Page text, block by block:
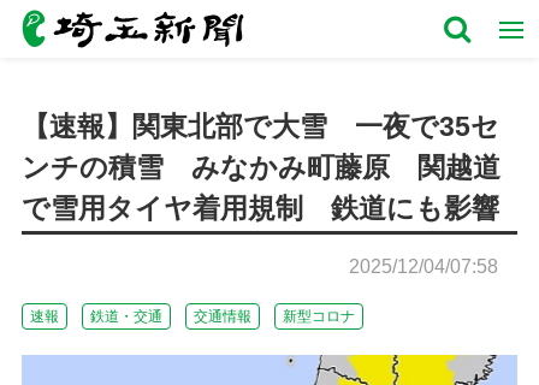
【速報】関東北部で大雪 一夜で35セ
ンチの積雪 みなかみ町藤原 関越道
で雪用タイヤ着用規制 鉄道にも影響
2025/12/04/07:58
速報 鉄道・交通 交通情報 新型コロナ